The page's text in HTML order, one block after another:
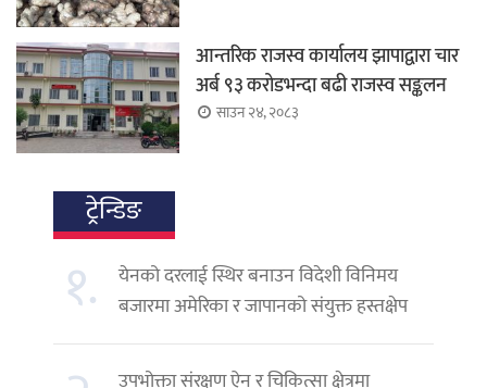
आन्तरिक राजस्व कार्यालय झापाद्वारा चार
अर्ब ९३ करोडभन्दा बढी राजस्व सङ्कलन
साउन २४, २०८३
ट्रेन्डिङ
१.
येनको दरलाई स्थिर बनाउन विदेशी विनिमय
बजारमा अमेरिका र जापानको संयुक्त हस्तक्षेप